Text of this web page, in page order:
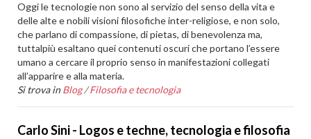
Oggi le tecnologie non sono al servizio del senso della vita e
delle alte e nobili visioni filosofiche inter-religiose, e non solo,
che parlano di compassione, di pietas, di benevolenza ma,
tuttalpiù esaltano quei contenuti oscuri che portano l’essere
umano a cercare il proprio senso in manifestazioni collegati
all’apparire e alla materia.
Si trova in Blog /Filosofia e tecnologia
Carlo Sini - Logos e techne, tecnologia e filosofia